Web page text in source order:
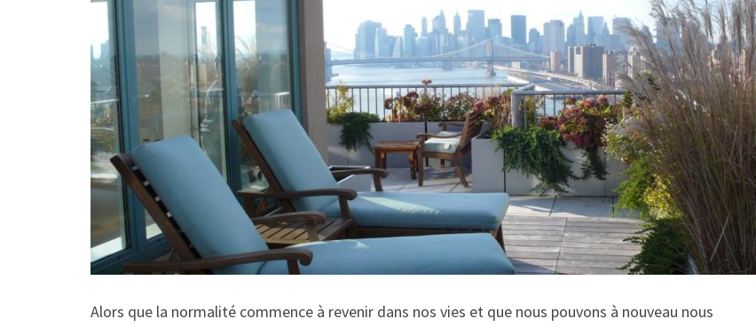
Alors que la normalité commence à revenir dans nos vies et que nous pouvons à nouveau nous